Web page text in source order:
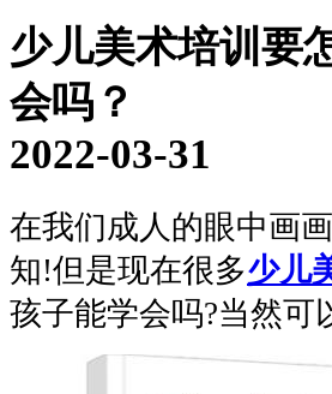
少儿美术培训要
会吗？
2022-03-31
在我们成人的眼中画
知!但是现在很多少儿
孩子能学会吗?当然可